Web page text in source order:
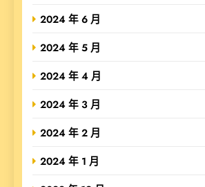
2024 年 6 月
2024 年 5 月
2024 年 4 月
2024 年 3 月
2024 年 2 月
2024 年 1 月